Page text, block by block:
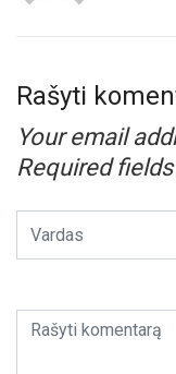
Rašyti
Your email
Required